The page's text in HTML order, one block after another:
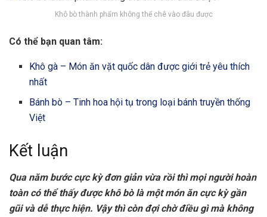
Khô bò thành phẩm không thể chê vào đâu được
Có thể bạn quan tâm:
Khô gà – Món ăn vặt quốc dân được giới trẻ yêu thích
nhất
Bánh bò – Tinh hoa hội tụ trong loại bánh truyền thống
Việt
Kết luận
Qua năm bước cực kỳ đơn giản vừa rồi thì mọi người hoàn
toàn có thể thấy được khô bò là một món ăn cực kỳ gần
gũi và dễ thực hiện. Vậy thì còn đợi chờ điều gì mà không